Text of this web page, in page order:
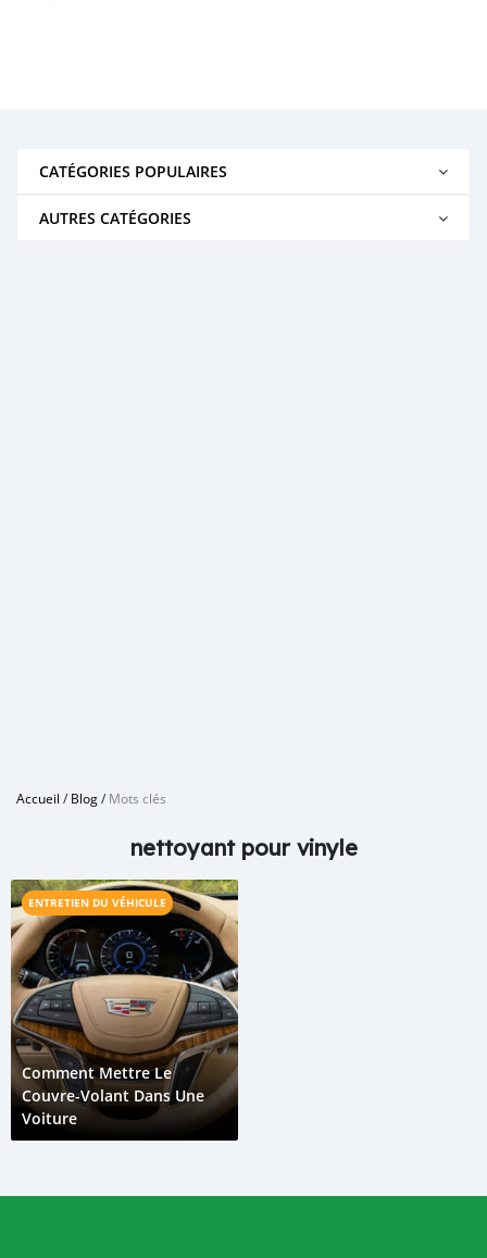
CATÉGORIES POPULAIRES
AUTRES CATÉGORIES
Accueil /Blog/Mots clés
nettoyant pour vinyle
ENTRETIEN DU VÉHICULE
Comment Mettre Le
Couvre-Volant Dans Une
Voiture